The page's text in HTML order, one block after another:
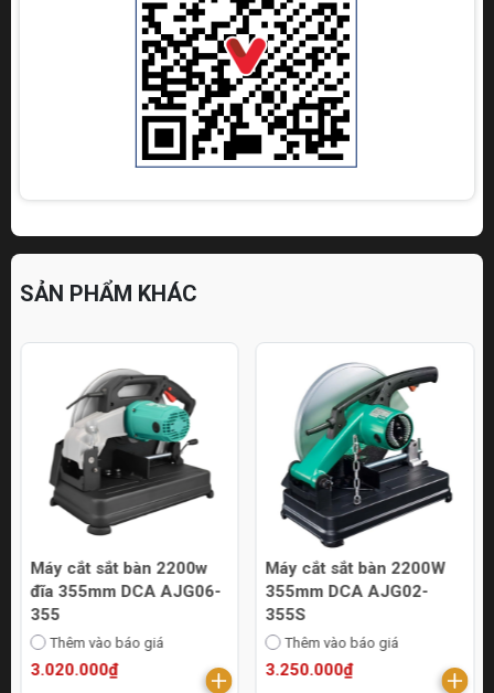
SẢN PHẨM KHÁC
Máy cắt sắt bàn 2200w
đĩa 355mm DCA AJG06-
355
Thêm vào báo giá
3.020.000₫
Máy cắt sắt bàn 2200W
355mm DCA AJG02-
355S
Thêm vào báo giá
3.250.000₫